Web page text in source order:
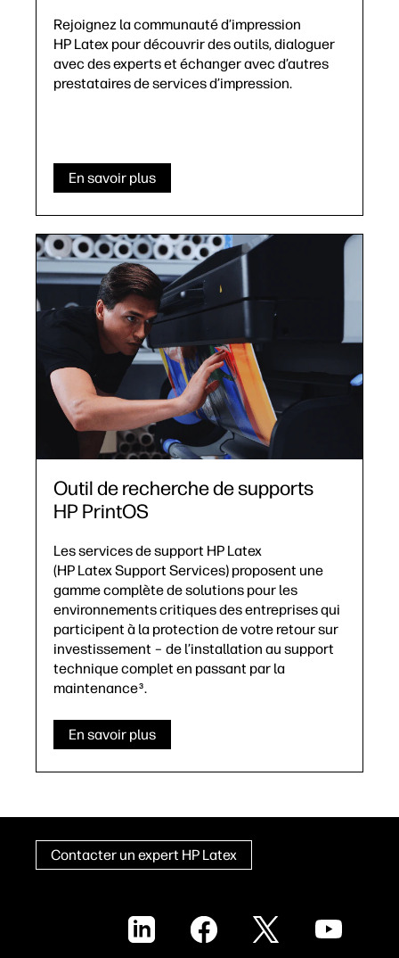
Rejoignez la communauté d’impression
HP Latex pour découvrir des outils, dialoguer
avec des experts et échanger avec d’autres
prestataires de services d’impression.
En savoir plus
Outil de recherche de supports
HP PrintOS
Les services de support HP Latex
(HP Latex Support Services) proposent une
gamme complète de solutions pour les
environnements critiques des entreprises qui
participent à la protection de votre retour sur
investissement – de l’installation au support
technique complet en passant par la
maintenance3.
En savoir plus
Contacter un expert HP Latex
LinkedIn Facebook X YouTube